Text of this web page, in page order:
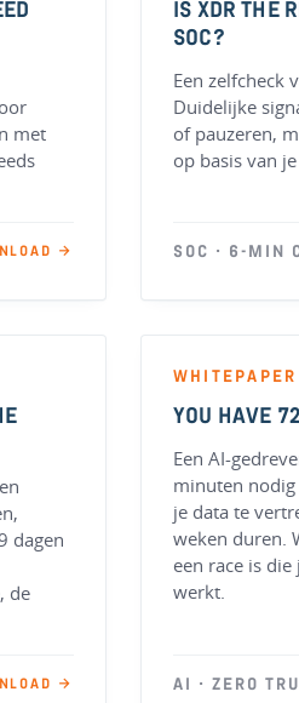
met
→
IS XDR THE
SOC?
Een zelfcheck
Duidelijke
of pauzeren,
op basis van
SOC · 6-MIN
dagen
de
→
WHITEPAPER
YOU HAVE
Een AI-
minuten
je data te
weken duren.
een race is
werkt.
AI · ZERO